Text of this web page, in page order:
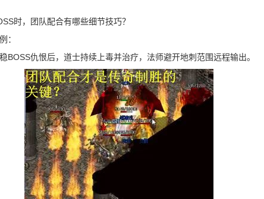
时，团队配合有哪些细节技巧？
：
BOSS仇恨后，道士持续上毒并治疗，法师避开地刺范围远程输出。